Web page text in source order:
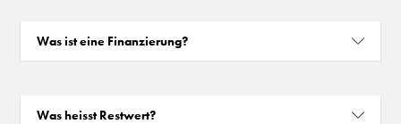
Was ist eine Finanzierung?
Was heisst Restwert?